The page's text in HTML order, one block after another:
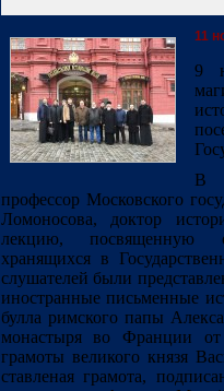
11
9
В
профессор Московского
Ломоносова, доктор
лекцию, посвященную
хранящихся в
слушателей были
иностранные письменные
булла римского папы
монастыря во Франции
грамоты великого князя
ставленая грамота,